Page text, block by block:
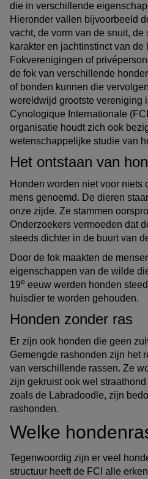
die in verschillende
Hieronder vallen bijvoorbeeld
vacht, de vorm van de snuit, de
karakter en jachtinstinct van de
Fokverenigingen of
de fok van verschillende
of bonden kunnen die
wereldwijd grootste vereniging
Cynologique Internationale
organisatie houdt zich ook
wetenschappelijke studie van
Het ontstaan van
Honden worden niet voor niets
mens genoemd. De dieren
onze zijde. Ze stammen
Onderzoekers vermoeden dat
steeds dichter in de buurt van
Door de fok maakten de
eigenschappen van de wilde
19e eeuw werden honden
huisdier te worden gehouden.
Honden zonder ras
Er zijn ook honden die geen
Gemengde rashonden zijn het
van verschillende rassen. Ze
zijn gekruist ook wel
zoals de Labradoodle, zijn
rashonden.
Welke
Tegenwoordig zijn er veel
structuur heeft de FCI alle